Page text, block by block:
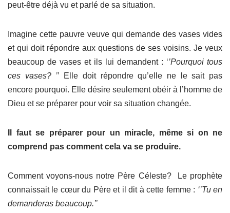
peut-être déjà vu et parlé de sa situation.
Imagine cette pauvre veuve qui demande des vases vides
et qui doit répondre aux questions de ses voisins. Je veux
beaucoup de vases et ils lui demandent : ‘’Pourquoi tous
ces vases? ’’ Elle doit répondre qu’elle ne le sait pas
encore pourquoi. Elle désire seulement obéir à l’homme de
Dieu et se préparer pour voir sa situation changée.
Il faut se préparer pour un miracle, même si on ne
comprend pas comment cela va se produire.
Comment voyons-nous notre Père Céleste? Le prophète
connaissait le cœur du Père et il dit à cette femme : ‘’Tu en
demanderas beaucoup.’’